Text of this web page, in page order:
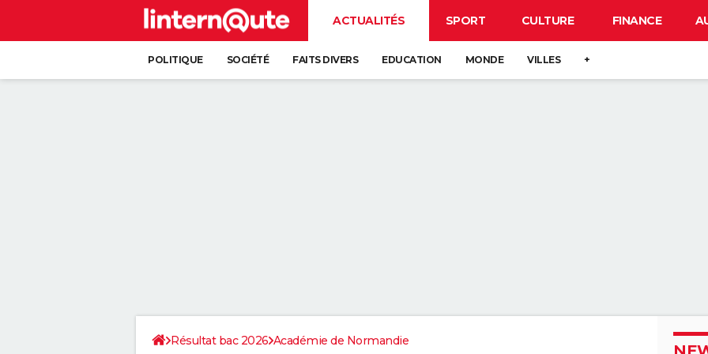
ACTUALITÉS SPORT CULTURE FINANCE
POLITIQUE SOCIÉTÉ FAITS DIVERS EDUCATION MONDE VILLES +
Résultat bac 2026 Académie de Normandie